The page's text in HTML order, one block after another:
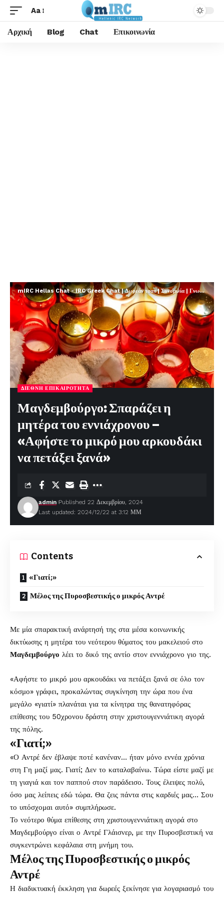
Aa
Αρχική Blog Chat Επικοινωνία
mIRC Hellas Chat - IRC Greek Chat | Δωρεάν τσατ | Συνομιλία | Γνωριμίες | FREE
ΔΙΕΘΝΉ ΕΠΙΚΑΙΡΌΤΗΤΑ
Μαγδεμβούργο: Σπαράζει η
μητέρα του εννιάχρονου –
«Αφήστε το μικρό μου αρκουδάκι
να πετάξει ξανά»
Last updated: 2024/12/22 at 3:12 ΜΜ
admin Published 22 Δεκεμβρίου, 2024
Contents
«Γιατί;»
Μέλος της Πυροσβεστικής ο μικρός Αντρέ
Με μία σπαρακτική ανάρτησή της στα μέσα κοινωνικής
δικτύωσης η μητέρα του νεότερου θύματος του μακελειού στο
Μαγδεμβούργο λέει το δικό της αντίο στον εννιάχρονο γιο της.
«Αφήστε το μικρό μου αρκουδάκι να πετάξει ξανά σε όλο τον
κόσμο» γράφει, προκαλώντας συγκίνηση την ώρα που ένα
μεγάλο «γιατί» πλανάται για τα κίνητρα της θανατηφόρας
επίθεσης του 50χρονου δράστη στην χριστουγεννιάτικη αγορά
της πόλης.
«Γιατί;»
«Ο Αντρέ δεν έβλαψε ποτέ κανέναν… ήταν μόνο εννέα χρόνια
στη Γη μαζί μας. Γιατί; Δεν το καταλαβαίνω. Τώρα είστε μαζί με
τη γιαγιά και τον παππού στον παράδεισο. Τους έλειψες πολύ,
όσο μας λείπεις εδώ τώρα. Θα ζεις πάντα στις καρδιές μας… Σου
το υπόσχομαι αυτό» συμπλήρωσε.
Το νεότερο θύμα επίθεσης στη χριστουγεννιάτικη αγορά στο
Μαγδεμβούργο είναι ο Αντρέ Γλάισνερ, με την Πυροσβεστική να
συγκεντρώνει κεφάλαια στη μνήμη του.
Μέλος της Πυροσβεστικής ο μικρός
Αντρέ
Η διαδικτυακή έκκληση για δωρεές ξεκίνησε για λογαριασμό του